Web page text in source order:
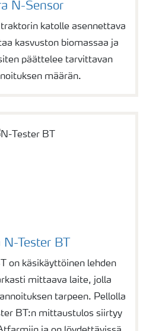
N-Sensor
katolle asennettava
kasvuston biomassaa ja
päättelee tarvittavan
määrän.
N-Tester BT
on käsikäyttöinen lehden
mittaava laite, jolla
tarpeen. Pellolla
BT:n mittaustulos siirtyy